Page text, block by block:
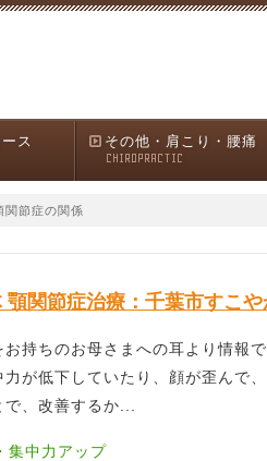
ス その他・肩こり・腰痛
CHIROPRACTIC
関節症の関係
顎関節症治療：千葉市すこ
持ちのお母さまへの耳より情報
が低下していたり、顔が歪んで
、改善するか...
集中力アップ